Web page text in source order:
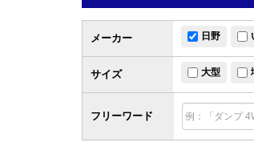
サイズ 大型
フリーワード
メーカー 日野